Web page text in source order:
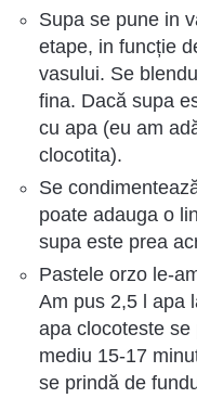
Supa se pune in
etape, in funcție
vasului. Se
fina. Dacă supa
cu apa (eu am
clocotita).
Se
poate adauga o
supa este prea
Pastele orzo le-
Am pus 2,5 l apa
apa clocoteste
mediu 15-17
se prindă de